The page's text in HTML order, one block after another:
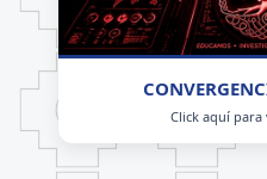
Click aquí